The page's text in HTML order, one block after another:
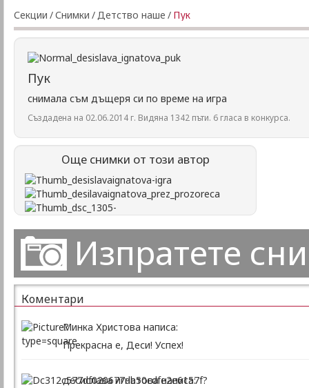
Секции /Снимки /Детство наше / Пук
Пук
снимала съм дъщеря си по време на игра
Създадена на 02.06.2014 г. Видяна 1342 пъти. 6 гласа в конкурса.
Още снимки от този автор
Изпратете
Коментари
Минка Христова написа:
Прекрасна е, Деси! Успех!
десислава игнатова написа: